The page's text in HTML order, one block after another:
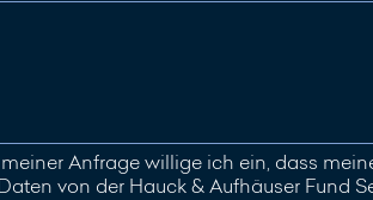
Anfrage willige ich ein, dass
von der Hauck & Aufhäuser Fund